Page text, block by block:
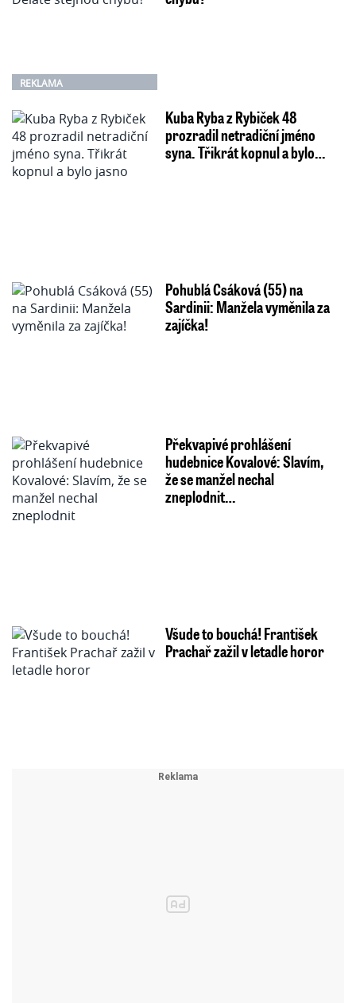
REKLAMA
Kuba Ryba z Rybiček 48
prozradil netradiční jméno
syna. Třikrát kopnul a bylo…
Pohublá Csáková (55) na
Sardinii: Manžela vyměnila za
zajíčka!
Překvapivé prohlášení
hudebnice Kovalové: Slavím,
že se manžel nechal
zneplodnit…
Všude to bouchá! František
Prachař zažil v letadle horor